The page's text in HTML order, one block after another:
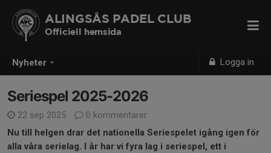
Nyheter Logga in
ALINGSÅS PADEL CLUB
Officiell hemsida
Seriespel 2025-2026
22 sep 2025
0 kommentarer
Nu till helgen drar det nationella Seriespelet igång igen för
alla våra serielag. I år har vi fyra lag i seriespel, ett i